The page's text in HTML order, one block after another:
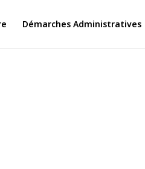
Démarches Administratives